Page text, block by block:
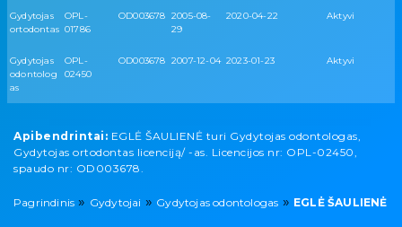
Gydytojas
ortodontas
OPL-
01786
OD003678 2005-08-
29
2020-04-22 Aktyvi
Gydytojas
odontolog
as
OPL-
02450
OD003678 2007-12-04 2023-01-23 Aktyvi
Apibendrintai: EGLĖ ŠAULIENĖ turi Gydytojas odontologas,
Gydytojas ortodontas licenciją/ -as. Licencijos nr: OPL-02450,
spaudo nr: OD003678.
Pagrindinis » Gydytojai » Gydytojas odontologas » EGLĖ ŠAULIENĖ